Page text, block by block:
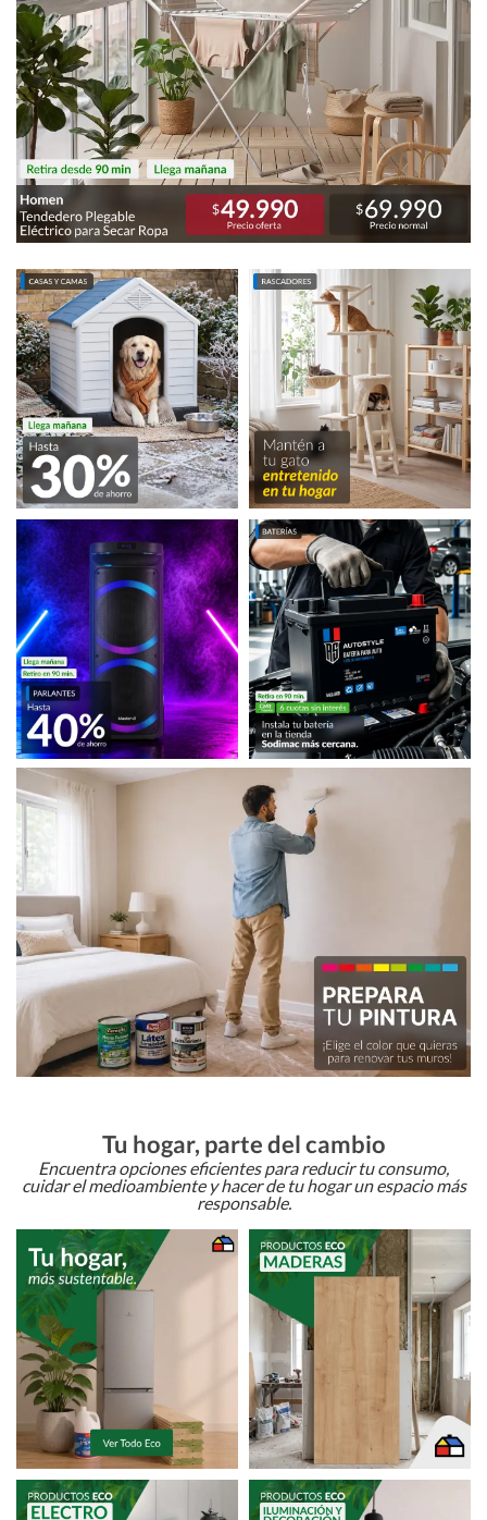
Tu hogar, parte del cambio
Encuentra opciones eficientes para reducir tu consumo,
cuidar el medioambiente y hacer de tu hogar un espacio más
responsable.